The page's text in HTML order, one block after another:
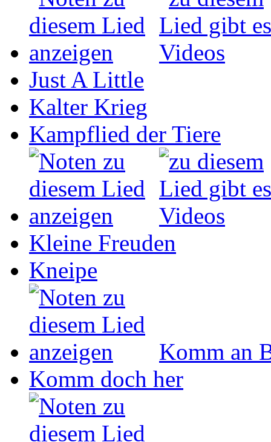
Just A Little
Kalter Krieg
Kampflied der Tiere
Kleine Freuden
Kneipe
Komm an
Komm doch her